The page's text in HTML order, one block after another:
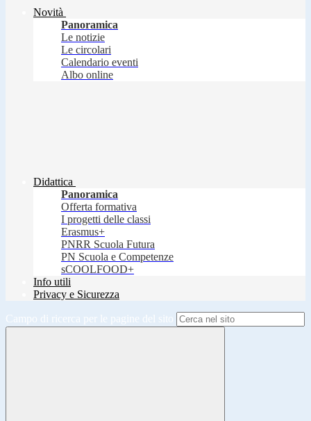
Novità
Panoramica
Le notizie
Le circolari
Calendario eventi
Albo online
Didattica
Panoramica
Offerta formativa
I progetti delle classi
Erasmus+
PNRR Scuola Futura
PN Scuola e Competenze
sCOOLFOOD+
Info utili
Privacy e Sicurezza
Campo di ricerca per le pagine del sito